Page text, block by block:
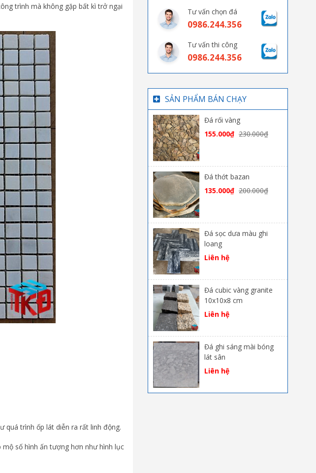
trình mà không gặp bất kì trở ngại
quá trình ốp lát diễn ra rất linh động.
số hình ấn tượng hơn như hình lục
Tư vấn chọn đá
0986.244.356
Tư vấn thi công
0986.244.356
SẢN PHẨM BÁN CHẠY
Đá rối vàng
155.000₫ 230.000₫
Đá thớt bazan
135.000₫ 200.000₫
Đá sọc dưa màu ghi
loang
Liên hệ
Đá cubic vàng granite
10x10x8 cm
Liên hệ
Đá ghi sáng mài bóng
lát sân
Liên hệ